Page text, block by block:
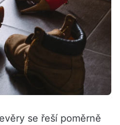
se řeší poměrně